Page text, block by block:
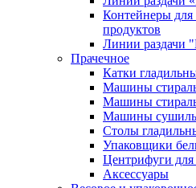
Контейнеры
продуктов
Линии раздачи
Прачечное
Катки
Машины
Машины
Машины
Столы
Упаковщики
Центрифуги
Аксессуары